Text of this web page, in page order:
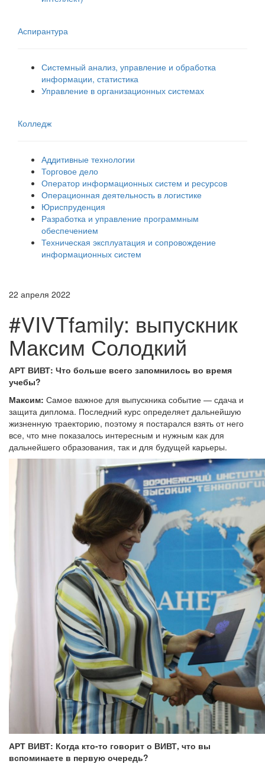
Аспирантура
Системный анализ, управление и обработка
информации, статистика
Управление в организационных системах
Колледж
Аддитивные технологии
Торговое дело
Оператор информационных систем и ресурсов
Операционная деятельность в логистике
Юриспруденция
Разработка и управление программным
обеспечением
Техническая эксплуатация и сопровождение
информационных систем
22 апреля 2022
#VIVTfamily: выпускник
Максим Солодкий
АРТ ВИВТ: Что больше всего запомнилось во время
учебы?
Максим: Самое важное для выпускника событие — сдача и
защита диплома. Последний курс определяет дальнейшую
жизненную траекторию, поэтому я постарался взять от него
все, что мне показалось интересным и нужным как для
дальнейшего образования, так и для будущей карьеры.
АРТ ВИВТ: Когда кто-то говорит о ВИВТ, что вы
вспоминаете в первую очередь?